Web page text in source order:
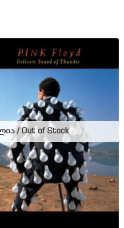
/ Out of Stock